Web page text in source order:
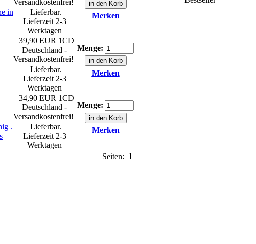
in
Versandkostenfrei!
Lieferbar.
Lieferzeit 2-3
Werktagen
Merken
39,90 EUR 1CD
Deutschland -
Versandkostenfrei!
Lieferbar.
Lieferzeit 2-3
Werktagen
Menge:
Merken
.
34,90 EUR 1CD
Deutschland -
Versandkostenfrei!
Lieferbar.
Lieferzeit 2-3
Werktagen
Menge:
Merken
Seiten: 1